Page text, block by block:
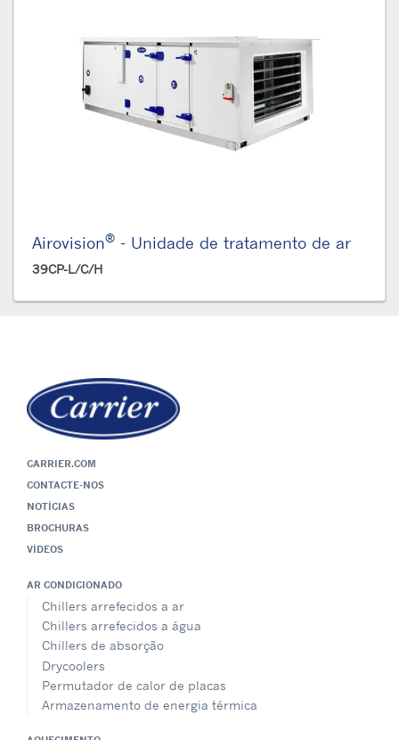
Airovision® - Unidade de tratamento de ar
39CP-L/C/H
CARRIER.COM
CONTACTE-NOS
NOTÍCIAS
BROCHURAS
VÍDEOS
AR CONDICIONADO
Chillers arrefecidos a ar
Chillers arrefecidos a água
Chillers de absorção
Drycoolers
Permutador de calor de placas
Armazenamento de energia térmica